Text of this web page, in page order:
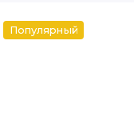
Популярный